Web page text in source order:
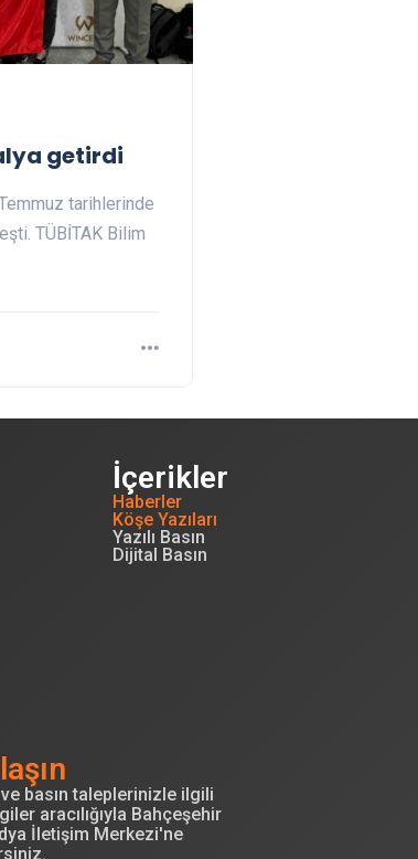
getirdi
tarihlerinde
TÜBİTAK Bilim
İçerikler
Haberler
Köşe Yazıları
Yazılı Basın
Dijital Basın
basın taleplerinizle ilgili
aracılığıyla Bahçeşehir
İletişim Merkezi'ne